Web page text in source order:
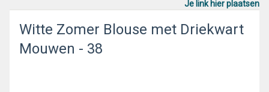
Je link hier plaatsen
Witte Zomer Blouse met Driekwart
Mouwen - 38